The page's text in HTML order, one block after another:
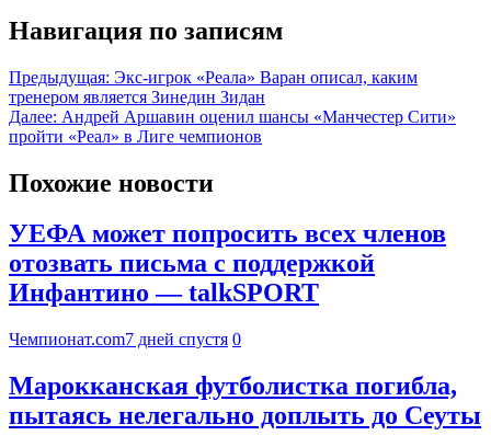
Навигация по записям
Предыдущая: Экс-игрок «Реала» Варан описал, каким
тренером является Зинедин Зидан
Далее: Андрей Аршавин оценил шансы «Манчестер Сити»
пройти «Реал» в Лиге чемпионов
Похожие новости
УЕФА может попросить всех членов
отозвать письма с поддержкой
Инфантино — talkSPORT
Чемпионат.com7 дней спустя 0
Марокканская футболистка погибла,
пытаясь нелегально доплыть до Сеуты